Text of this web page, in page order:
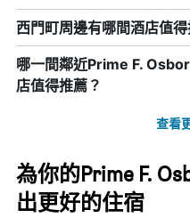
西門町周邊有哪間酒店值得
哪一間鄰近Prime F.
店值得推薦？
查看
為你的Prime F.
出更好的住宿